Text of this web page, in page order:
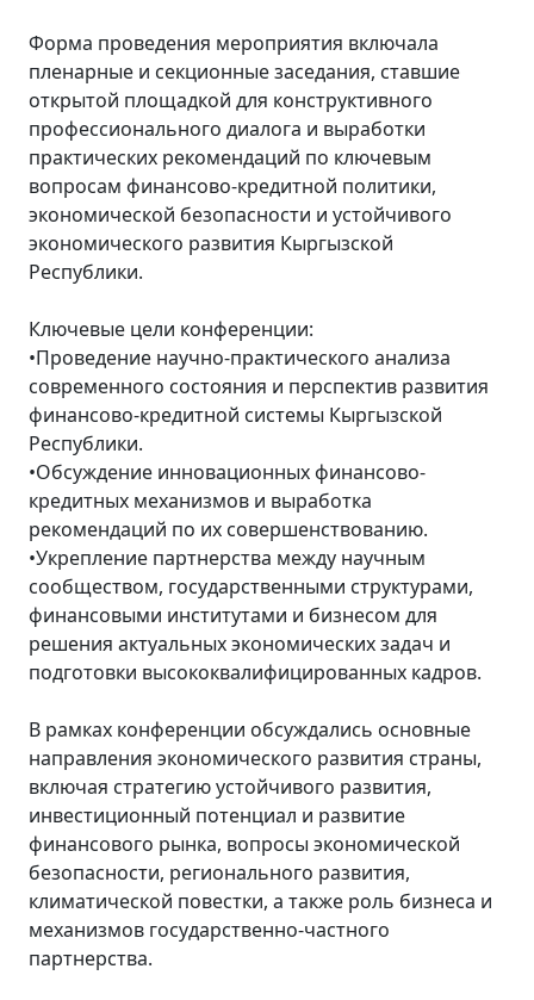
Форма проведения мероприятия включала
пленарные и секционные заседания, ставшие
открытой площадкой для конструктивного
профессионального диалога и выработки
практических рекомендаций по ключевым
вопросам финансово-кредитной политики,
экономической безопасности и устойчивого
экономического развития Кыргызской
Республики.
Ключевые цели конференции:
•Проведение научно-практического анализа
современного состояния и перспектив развития
финансово-кредитной системы Кыргызской
Республики.
•Обсуждение инновационных финансово-
кредитных механизмов и выработка
рекомендаций по их совершенствованию.
•Укрепление партнерства между научным
сообществом, государственными структурами,
финансовыми институтами и бизнесом для
решения актуальных экономических задач и
подготовки высококвалифицированных кадров.
В рамках конференции обсуждались основные
направления экономического развития страны,
включая стратегию устойчивого развития,
инвестиционный потенциал и развитие
финансового рынка, вопросы экономической
безопасности, регионального развития,
климатической повестки, а также роль бизнеса и
механизмов государственно-частного
партнерства.